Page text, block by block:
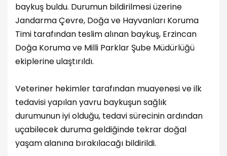
baykuş buldu. Durumun bildirilmesi üzerine
Jandarma Çevre, Doğa ve Hayvanları Koruma
Timi tarafından teslim alınan baykuş, Erzincan
Doğa Koruma ve Milli Parklar Şube Müdürlüğü
ekiplerine ulaştırıldı.
Veteriner hekimler tarafından muayenesi ve ilk
tedavisi yapılan yavru baykuşun sağlık
durumunun iyi olduğu, tedavi sürecinin ardından
uçabilecek duruma geldiğinde tekrar doğal
yaşam alanına bırakılacağı bildirildi.